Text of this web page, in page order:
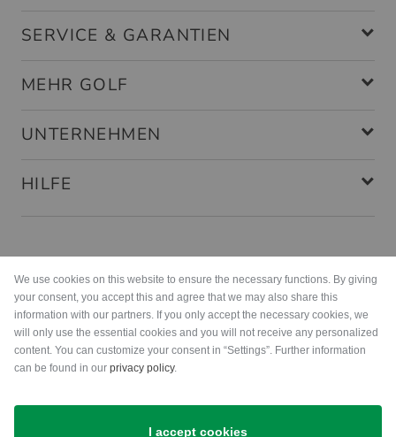
SERVICE & GARANTIEN
MEHR GOLF
UNTERNEHMEN
HILFE
Versand
We use cookies on this website to ensure the necessary functions. By giving
your consent, you accept this and agree that we may also share this
information with our partners. If you only accept the necessary cookies, we
will only use the essential cookies and you will not receive any personalized
content. You can customize your consent in “Settings”. Further information
can be found in our privacy policy.
I accept cookies